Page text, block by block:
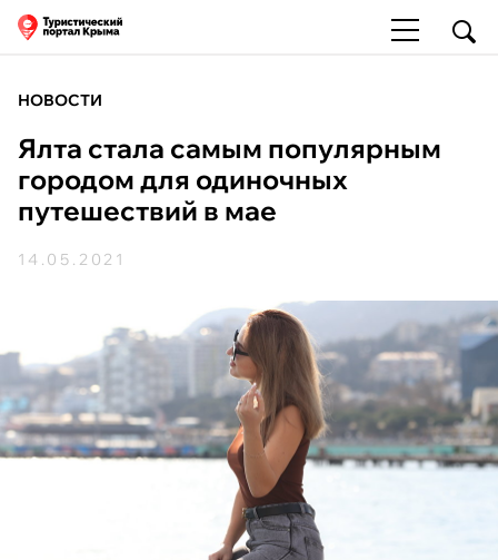
НОВОСТИ
Ялта стала самым популярным
городом для одиночных
путешествий в мае
14.05.2021